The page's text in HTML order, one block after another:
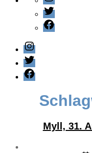
Twitter
Facebook
Instagram
Twitter
Facebook
Myll, 31.